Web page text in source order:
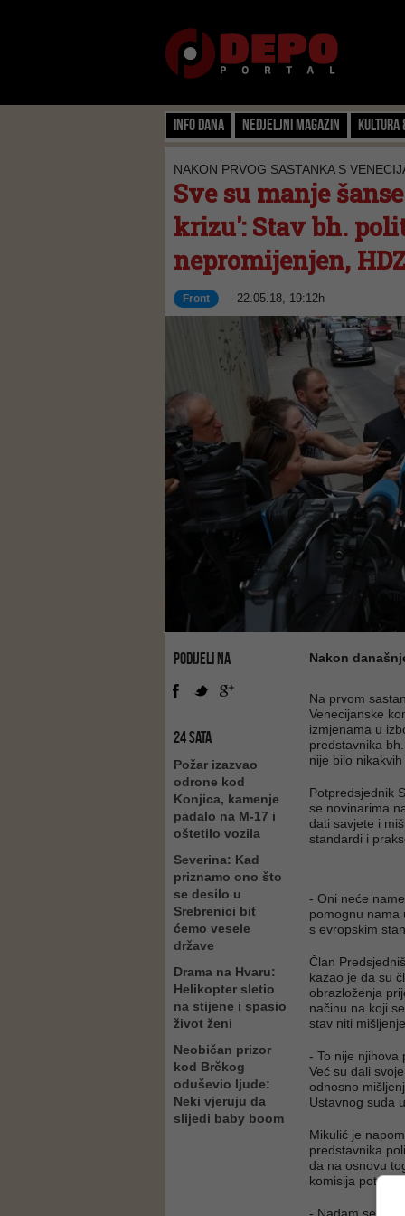
Info dana Nedjeljni magazin Kultura
NAKON PRVOG SASTANKA S
Sve su manje
krizu': Stav bh.
nepromijenjen,
Front 22.05.18, 19:12h
PODIJELI NA
24 SATA
Požar izazvao
odrone kod
Konjica, kamenje
padalo na M-17 i
oštetilo vozila
Severina: Kad
priznamo ono što
se desilo u
Srebrenici bit
ćemo vesele
države
Drama na Hvaru:
Helikopter sletio
na stijene i spasio
život ženi
Neobičan prizor
kod Brčkog
oduševio ljude:
Neki vjeruju da
slijedi baby boom
Nakon
Na prvom
Venecijanske
izmjenama u
predstavnika
nije bilo
Potpredsjednik
se novinarima
dati savjete i
standardi i
- Oni neće
pomognu nama
s evropskim
Član
kazao je da su
obrazloženja
načinu na koji
stav niti mišljenje.
- To nije njihova
Već su dali
odnosno
Ustavnog suda
Mikulić je
predstavnika
da na osnovu
komisija potom